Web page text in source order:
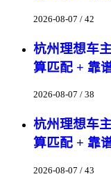
2026-08-07 / 42
杭州理想车
算匹配 + 靠
2026-08-07 / 38
杭州理想车
算匹配 + 靠
2026-08-07 / 43